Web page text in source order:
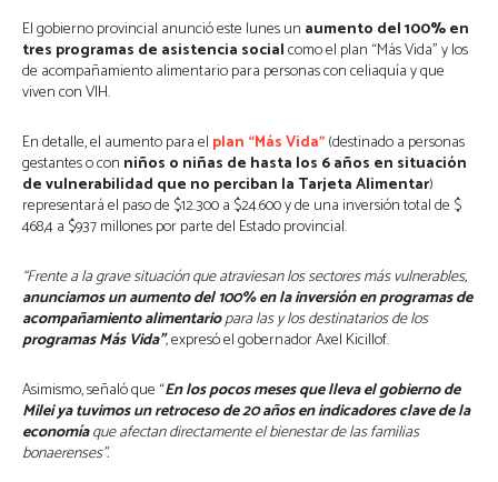
El gobierno provincial anunció este lunes un aumento del 100% en
tres programas de asistencia socialcomo el plan “Más Vida” y los
de acompañamiento alimentario para personas con celiaquía y que
viven con VIH.
En detalle, el aumento para el plan “Más Vida”(destinado a personas
gestantes o con niños o niñas de hasta los 6 años en situación
de vulnerabilidad que no perciban la Tarjeta Alimentar)
representará el paso de $12.300 a $24.600 y de una inversión total de $
468,4 a $937 millones por parte del Estado provincial.
“Frente a la grave situación que atraviesan los sectores más vulnerables,
anunciamos un aumento del 100% en la inversión en programas de
acompañamiento alimentariopara las y los destinatarios de los
programas Más Vida”,expresó el gobernador Axel Kicillof.
Asimismo, señaló que “En los pocos meses que lleva el gobierno de
Milei ya tuvimos un retroceso de 20 años en indicadores clave de la
economíaque afectan directamente el bienestar de las familias
bonaerenses”.